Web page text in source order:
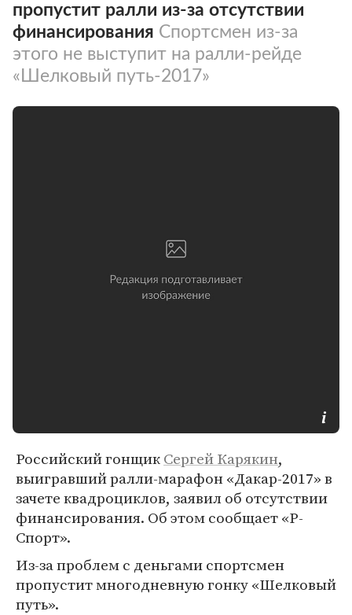
пропустит ралли из-за отсутствии
финансирования Спортсмен из-за
этого не выступит на ралли-рейде
«Шелковый путь-2017»
Российский гонщикСергей Карякин,
выигравший ралли-марафон «Дакар-2017» в
зачете квадроциклов, заявил об отсутствии
финансирования. Об этом сообщает «Р-
Спорт».
Из-за проблем с деньгами спортсмен
пропустит многодневную гонку «Шелковый
путь».